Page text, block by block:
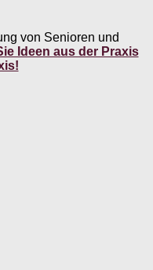
von Senioren und
Ideen aus der Praxis